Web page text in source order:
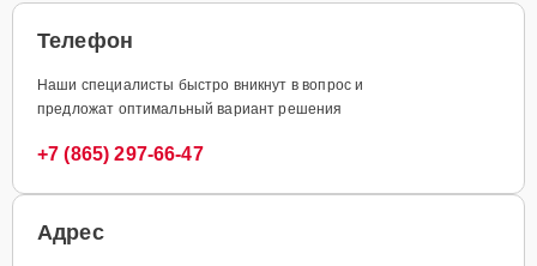
Телефон
Наши специалисты быстро вникнут в вопрос и
предложат оптимальный вариант решения
+7 (865) 297-66-47
Адрес